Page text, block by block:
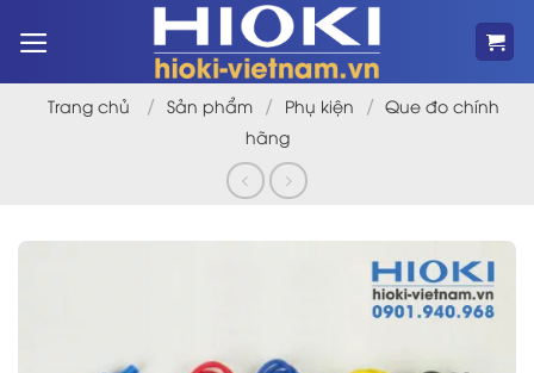
qua
dungTrang chủ / Sản phẩm / Phụ kiện / Que đo chính
hãng